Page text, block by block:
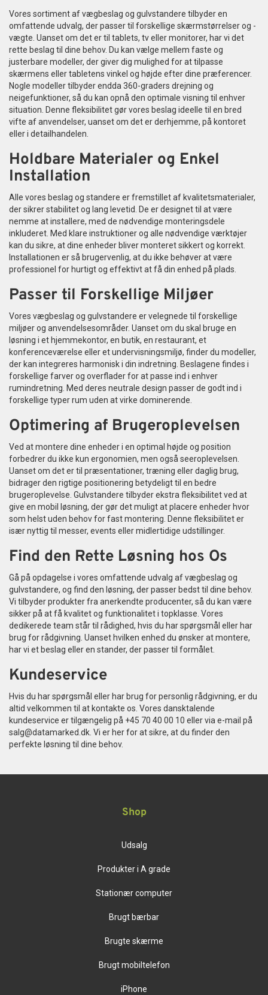
Vores sortiment af vægbeslag og gulvstandere tilbyder en
omfattende udvalg, der passer til forskellige skærmstørrelser og -
vægte. Uanset om det er til tablets, tv eller monitorer, har vi det
rette beslag til dine behov. Du kan vælge mellem faste og
justerbare modeller, der giver dig mulighed for at tilpasse
skærmens eller tabletens vinkel og højde efter dine præferencer.
Nogle modeller tilbyder endda 360-graders drejning og
neigefunktioner, så du kan opnå den optimale visning til enhver
situation. Denne fleksibilitet gør vores beslag ideelle til en bred
vifte af anvendelser, uanset om det er derhjemme, på kontoret
eller i detailhandelen.
Holdbare Materialer og Enkel
Installation
Alle vores beslag og standere er fremstillet af kvalitetsmaterialer,
der sikrer stabilitet og lang levetid. De er designet til at være
nemme at installere, med de nødvendige monteringsdele
inkluderet. Med klare instruktioner og alle nødvendige værktøjer
kan du sikre, at dine enheder bliver monteret sikkert og korrekt.
Installationen er så brugervenlig, at du ikke behøver at være
professionel for hurtigt og effektivt at få din enhed på plads.
Passer til Forskellige Miljøer
Vores vægbeslag og gulvstandere er velegnede til forskellige
miljøer og anvendelsesområder. Uanset om du skal bruge en
løsning i et hjemmekontor, en butik, en restaurant, et
konferenceværelse eller et undervisningsmiljø, finder du modeller,
der kan integreres harmonisk i din indretning. Beslagene findes i
forskellige farver og overflader for at passe ind i enhver
rumindretning. Med deres neutrale design passer de godt ind i
forskellige typer rum uden at virke dominerende.
Optimering af Brugeroplevelsen
Ved at montere dine enheder i en optimal højde og position
forbedrer du ikke kun ergonomien, men også seeroplevelsen.
Uanset om det er til præsentationer, træning eller daglig brug,
bidrager den rigtige positionering betydeligt til en bedre
brugeroplevelse. Gulvstandere tilbyder ekstra fleksibilitet ved at
give en mobil løsning, der gør det muligt at placere enheder hvor
som helst uden behov for fast montering. Denne fleksibilitet er
især nyttig til messer, events eller midlertidige udstillinger.
Find den Rette Løsning hos Os
Gå på opdagelse i vores omfattende udvalg af vægbeslag og
gulvstandere, og find den løsning, der passer bedst til dine behov.
Vi tilbyder produkter fra anerkendte producenter, så du kan være
sikker på at få kvalitet og funktionalitet i topklasse. Vores
dedikerede team står til rådighed, hvis du har spørgsmål eller har
brug for rådgivning. Uanset hvilken enhed du ønsker at montere,
har vi et beslag eller en stander, der passer til formålet.
Kundeservice
Hvis du har spørgsmål eller har brug for personlig rådgivning, er du
altid velkommen til at kontakte os. Vores dansktalende
kundeservice er tilgængelig på +45 70 40 00 10 eller via e-mail på
salg@datamarked.dk . Vi er her for at sikre, at du finder den
perfekte løsning til dine behov.
Shop
Udsalg
Produkter i A grade
Stationær computer
Brugt bærbar
Brugte skærme
Brugt mobiltelefon
iPhone